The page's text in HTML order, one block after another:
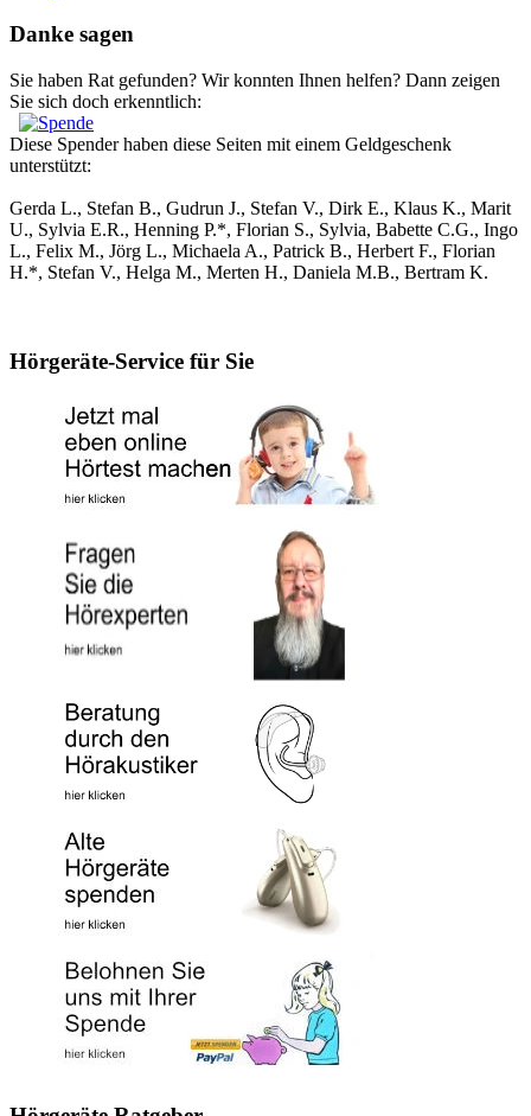
Danke sagen
Sie haben Rat gefunden? Wir konnten Ihnen helfen? Dann zeigen
Sie sich doch erkenntlich:
Diese Spender haben diese Seiten mit einem Geldgeschenk
unterstützt:
Gerda L., Stefan B., Gudrun J., Stefan V., Dirk E., Klaus K., Marit
U., Sylvia E.R., Henning P.*, Florian S., Sylvia, Babette C.G., Ingo
L., Felix M., Jörg L., Michaela A., Patrick B., Herbert F., Florian
H.*, Stefan V., Helga M., Merten H., Daniela M.B., Bertram K.
Hörgeräte-Service für Sie